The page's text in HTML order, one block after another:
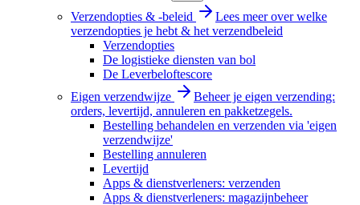
Verzendopties & -beleid
Lees meer over welke
verzendopties je hebt & het verzendbeleid
Verzendopties
De logistieke diensten van bol
De Leverbeloftescore
Eigen verzendwijze
Beheer je eigen verzending:
orders, levertijd, annuleren en pakketzegels.
Bestelling behandelen en verzenden via 'eigen
verzendwijze'
Bestelling annuleren
Levertijd
Apps & dienstverleners: verzenden
Apps & dienstverleners: magazijnbeheer